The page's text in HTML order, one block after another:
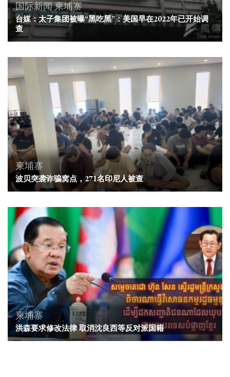
国际新闻柬埔寨
台媒：太子集团被曝“黑吃黑”：美国早在2022年已开始调
查
柬埔寨
波贝突袭诈骗窝点，271名印尼人被查
柬埔寨
洪森要求修改法律 取消沈良西等反对派国籍